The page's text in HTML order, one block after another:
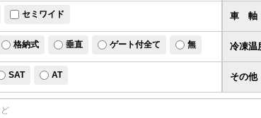
セミワイド 車 軸
格納式 垂直 ゲート付全て 無 冷凍温
SAT AT その他